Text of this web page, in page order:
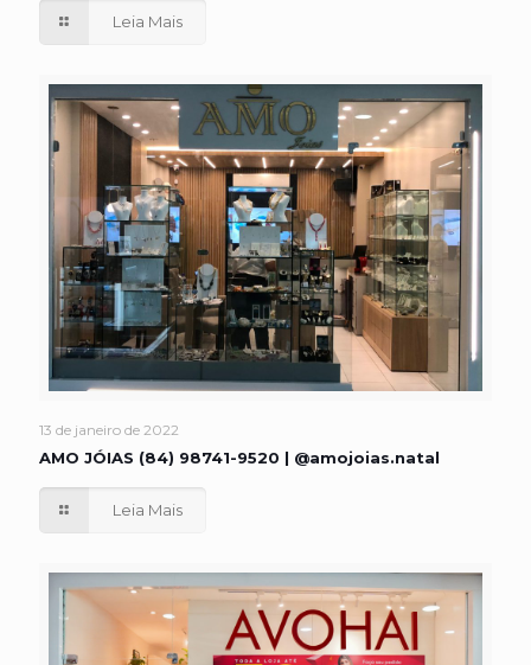
Leia Mais
13 de janeiro de 2022
AMO JÓIAS (84) 98741-9520 | @amojoias.natal
Leia Mais